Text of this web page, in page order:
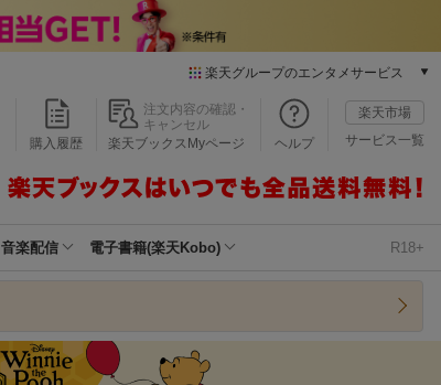
楽天グループのエンタメサービス
本/ゲーム/CD/DVD
楽天ブックス
楽天Kobo
購入履歴
注文内容の確認・
キャンセル
楽天ブックスMyページ
ヘルプ
楽天市場
サービス一覧
音楽配信 電子書籍(楽天Kobo) R18+